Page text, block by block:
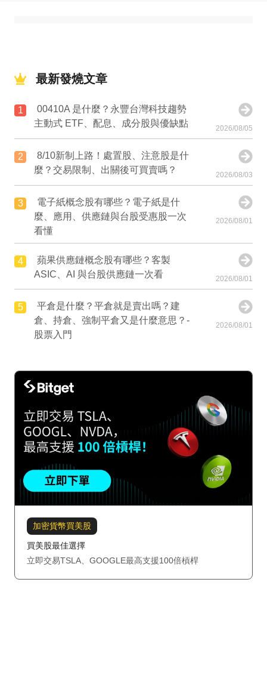
最新發燒文章
1
00410A 是什麼？永豐台灣科技趨勢
主動式 ETF、配息、成分股與優缺點
2026/08/05
2
8/10新制上路！處置股、注意股是什
麼？交易限制、出關後可買賣嗎？
2026/08/03
3
電子紙概念股有哪些？電子紙是什
麼、應用、供應鏈與台股受惠股一次
看懂
2026/08/01
4
蘋果供應鏈概念股有哪些？客製
ASIC、AI 與台股供應鏈一次看
2026/08/01
5
平倉是什麼？平倉就是賣出嗎？建
倉、持倉、強制平倉又是什麼意思？-
股票入門
2026/08/01
加密貨幣買美股
買美股最佳選擇
立即交易TSLA、GOOGLE最高支援100倍槓桿